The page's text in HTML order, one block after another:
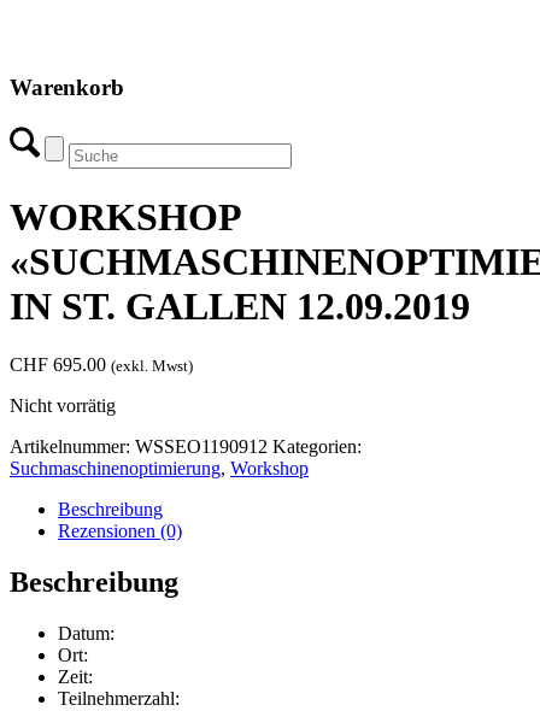
Warenkorb
WORKSHOP
IN ST. GALLEN 12.09.2019
CHF 695.00 (exkl. Mwst)
Nicht vorrätig
Artikelnummer: WSSEO1190912 Kategorien:
Suchmaschinenoptimierung, Workshop
Beschreibung
Rezensionen (0)
Beschreibung
Datum:
Ort:
Zeit:
Teilnehmerzahl: